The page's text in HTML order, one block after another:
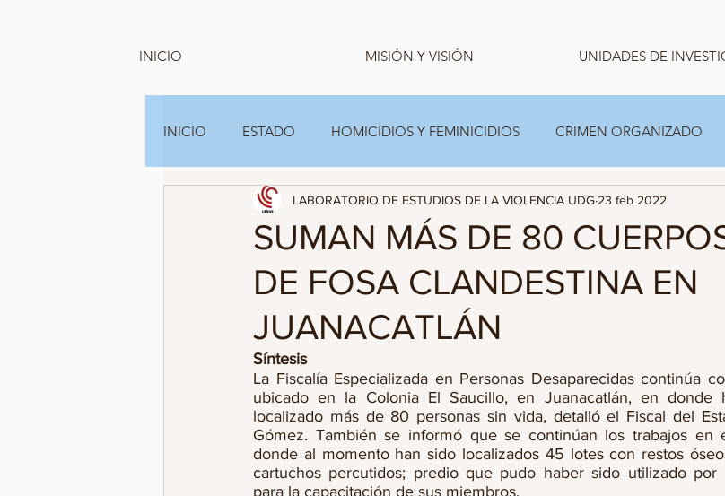
INICIO MISIÓN Y VISIÓN UNIDADES DE
INICIO ESTADO HOMICIDIOS Y FEMINICIDIOS CRIMEN ORGANIZADO
GRUPOS FAMILIARES Y A.C CARPETA TEMPORAL FAMILIAS ESTADISTICA
SUMAN MÁS DE 80
DE FOSA CLANDESTINA EN
JUANACATLÁN
LABORATORIO DE ESTUDIOS DE LA VIOLENCIA UDG 23 feb 2022
Síntesis
La Fiscalía Especializada en Personas Desaparecidas continúa
ubicado en la Colonia El Saucillo, en Juanacatlán, en donde
localizado más de 80 personas sin vida, detalló el Fiscal del
Gómez. También se informó que se continúan los trabajos en
donde al momento han sido localizados 45 lotes con restos
cartuchos percutidos; predio que pudo haber sido utilizado por
para la capacitación de sus miembros.